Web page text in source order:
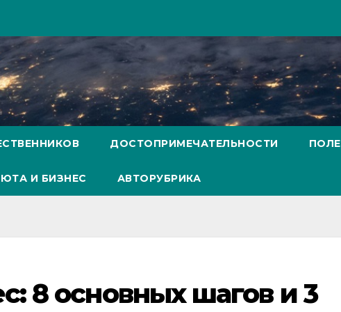
ДОСТОПРИМЕЧАТЕЛЬНОСТИ
И БИЗНЕС АВТОРУБРИКА
8 основных шагов и 3